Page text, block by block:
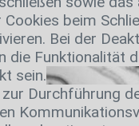
Cookies beim
Bei der
die Funktionalität
sein.
zur Durchführung